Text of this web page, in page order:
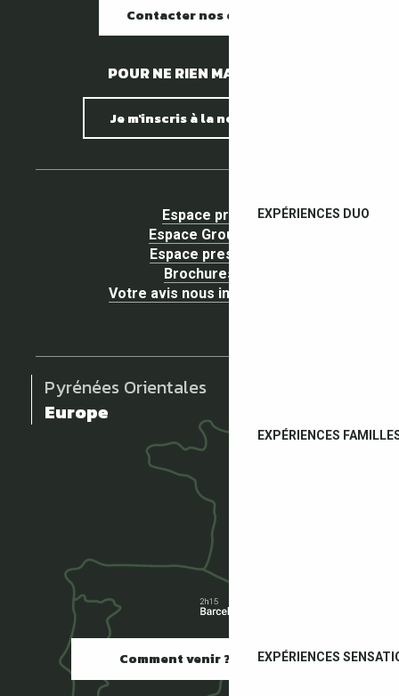
EXPÉRIENCES DUO
EXPÉRIENCES
EXPÉRIENCES
Contacter nos offices
POUR NE RIEN MANQUER !
Je m'inscris à la newsletter
Espace pro
Espace Groupe
Espace presse
Brochures
Votre avis nous intéresse !
Pyrénées Orientales
Europe
Comment venir ?